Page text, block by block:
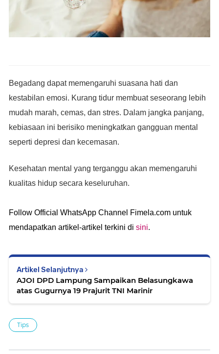
Begadang dapat memengaruhi suasana hati dan
kestabilan emosi. Kurang tidur membuat seseorang lebih
mudah marah, cemas, dan stres. Dalam jangka panjang,
kebiasaan ini berisiko meningkatkan gangguan mental
seperti depresi dan kecemasan.
Kesehatan mental yang terganggu akan memengaruhi
kualitas hidup secara keseluruhan.
Follow Official WhatsApp Channel Fimela.com untuk
mendapatkan artikel-artikel terkini di sini.
Artikel Selanjutnya
AJOI DPD Lampung Sampaikan Belasungkawa
atas Gugurnya 19 Prajurit TNI Marinir
Tips